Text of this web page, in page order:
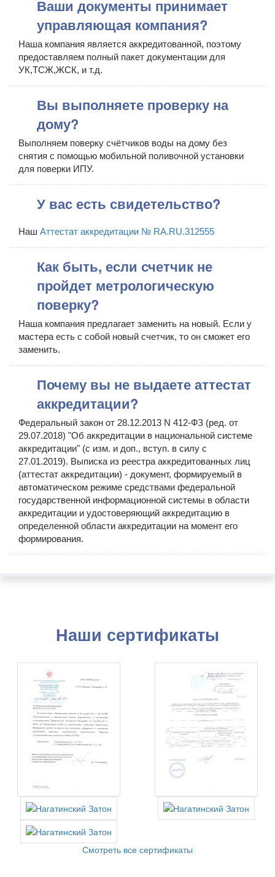
Ваши документы принимает
управляющая компания?
Наша компания является аккредитованной, поэтому
предоставляем полный пакет документации для
УК,ТСЖ,ЖСК, и т.д.
Вы выполняете проверку на
дому?
Выполняем поверку счётчиков воды на дому без
снятия с помощью мобильной поливочной установки
для поверки ИПУ.
У вас есть свидетельство?
Наш Аттестат аккредитации № RA.RU.312555
Как быть, если счетчик не
пройдет метрологическую
поверку?
Наша компания предлагает заменить на новый. Если у
мастера есть с собой новый счетчик, то он сможет его
заменить.
Почему вы не выдаете аттестат
аккредитации?
Федеральный закон от 28.12.2013 N 412-ФЗ (ред. от
29.07.2018) "Об аккредитации в национальной системе
аккредитации" (с изм. и доп., вступ. в силу с
27.01.2019). Выписка из реестра аккредитованных лиц
(аттестат аккредитации) - документ, формируемый в
автоматическом режиме средствами федеральной
государственной информационной системы в области
аккредитации и удостоверяющий аккредитацию в
определенной области аккредитации на момент его
формирования.
Наши сертификаты
Смотреть все сертификаты